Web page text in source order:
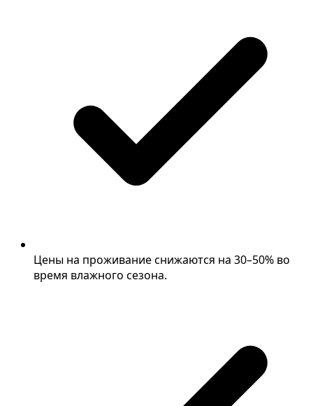
Цены на проживание снижаются на 30–50% во
время влажного сезона.